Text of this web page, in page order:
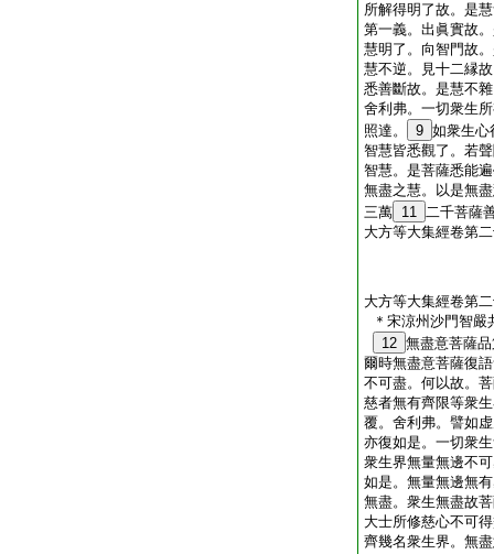
所解得明了故。是
第一義。出眞實故
慧明了。向智門故
慧不逆。見十二縁
悉善斷故。是慧不
舍利弗。一切衆生
照達。
9 如衆生心
智慧皆悉觀了。若
智慧。是菩薩悉能
無盡之慧。以是無
三萬 11 二千菩薩
大方等大集經卷第
大方等大集經卷第
＊宋涼州沙門智嚴
12 無盡意菩薩
爾時無盡意菩薩復
不可盡。何以故。
慈者無有齊限等衆
覆。舍利弗。譬如
亦復如是。一切衆
衆生界無量無邊不
如是。無量無邊無
無盡。衆生無盡故
大士所修慈心不可
齊幾名衆生界。無